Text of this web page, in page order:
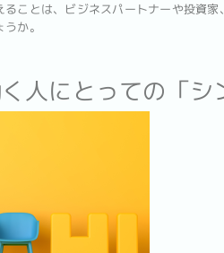
ることは、ビジネスパートナーや投資
か。
人にとっての「シ